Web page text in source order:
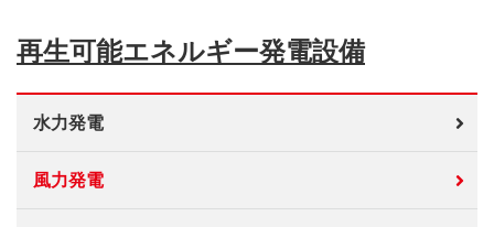
再生可能エネルギー発電設備
水力発電
風力発電